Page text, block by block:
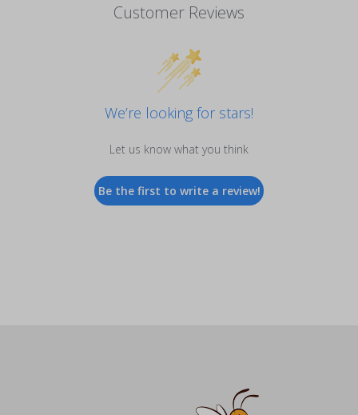
Customer Reviews
We’re looking for stars!
Let us know what you think
Be the first to write a review!